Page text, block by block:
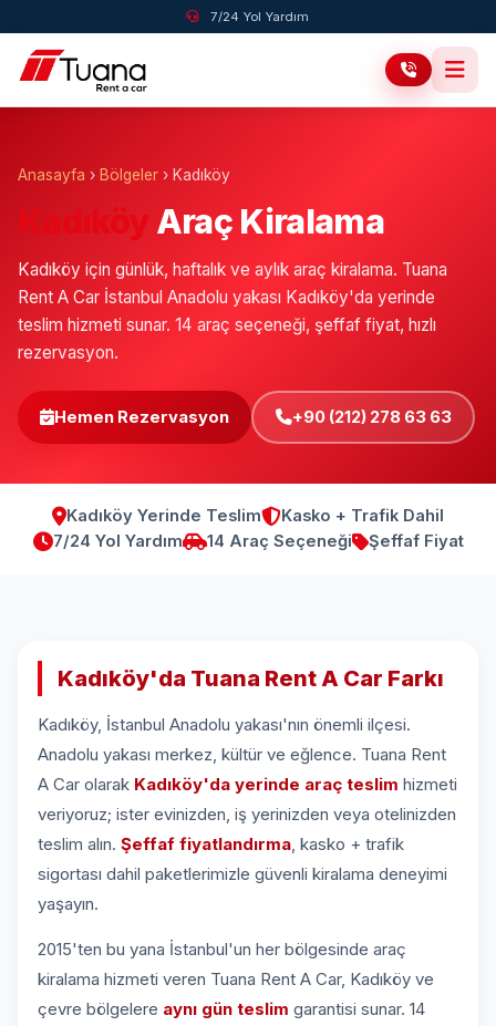
7/24 Yol Yardım
Anasayfa › Bölgeler › Kadıköy
Kadıköy Araç Kiralama
Kadıköy için günlük, haftalık ve aylık araç kiralama. Tuana
Rent A Car İstanbul Anadolu yakası Kadıköy'da yerinde
teslim hizmeti sunar. 14 araç seçeneği, şeffaf fiyat, hızlı
rezervasyon.
Hemen Rezervasyon +90 (212) 278 63 63
Kadıköy Yerinde Teslim
Kasko + Trafik Dahil
7/24 Yol Yardım
14 Araç Seçeneği Şeffaf Fiyat
Kadıköy'da Tuana Rent A Car Farkı
Kadıköy, İstanbul Anadolu yakası'nın önemli ilçesi.
Anadolu yakası merkez, kültür ve eğlence. Tuana Rent
A Car olarak Kadıköy'da yerinde araç teslim hizmeti
veriyoruz; ister evinizden, iş yerinizden veya otelinizden
teslim alın. Şeffaf fiyatlandırma, kasko + trafik
sigortası dahil paketlerimizle güvenli kiralama deneyimi
yaşayın.
2015'ten bu yana İstanbul'un her bölgesinde araç
kiralama hizmeti veren Tuana Rent A Car, Kadıköy ve
çevre bölgelere aynı gün teslim garantisi sunar. 14